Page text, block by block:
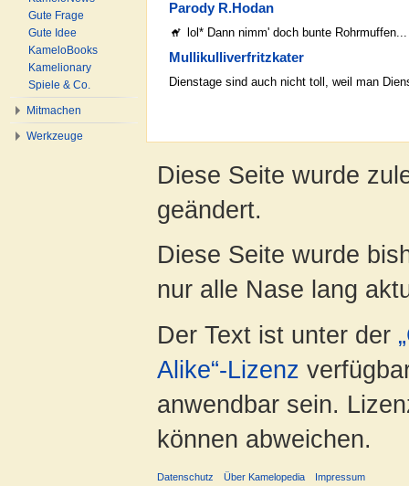
Parody R.Hodan
lol* Dann nimm' doch bunte Rohrmuffen...
Mullikulliverfritzkater
Dienstage sind auch nicht toll, weil man
Gute Frage
Gute Idee
KameloBooks
Kamelionary
Spiele & Co.
Mitmachen
Werkzeuge
Diese Seite wurde
geändert.
Diese Seite wurde
nur alle Nase lang
Der Text ist unter der
Alike“-Lizenz
anwendbar sein.
können abweichen.
Datenschutz Über Kamelopedia Impressum